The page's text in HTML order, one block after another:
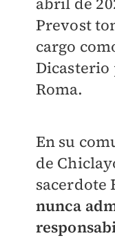
Prevost
cargo
Dicasterio
Roma.
En su
de
sacerdote
nunca